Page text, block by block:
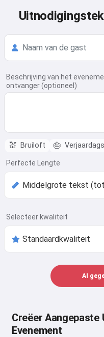
Beschrijving van het
ontvanger (optioneel)
💒 Bruiloft 🎂
Perfecte Lengte
Selecteer kwaliteit
AI
Creëer
Evenement